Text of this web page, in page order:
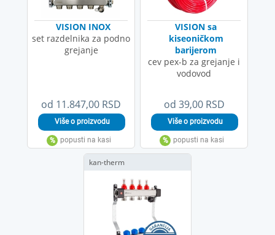
od 11.847,00 RSD
VISION INOX
set razdelnika za podno
grejanje
od 39,00 RSD
VISION sa
kiseoničkom
barijerom
cev pex-b za grejanje i
vodovod
kan-therm